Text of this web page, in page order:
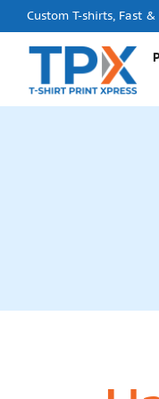
Custom T-shirts, Fast